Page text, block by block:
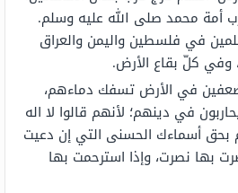
أمة محمد صلى الله عليه وسلم.
في فلسطين واليمن والعراق
وفي كلّ بقاع الأرض.
في الأرض تسفك دماءهم،
في دينهم؛ لأنهم قالوا لا اله
بحق أسماءك الحسنى التي إن دعيت
بها نصرت، وإذا استرحمت بها